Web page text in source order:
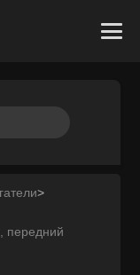
>
передний